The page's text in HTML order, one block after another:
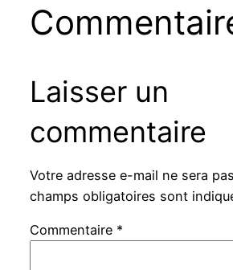
Laisser un
commentaire
Votre adresse e-mail ne sera
champs obligatoires sont
Commentaire *